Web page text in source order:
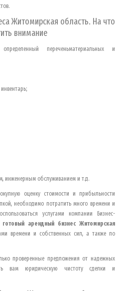
Житомирская область. На что
внимание
переченьматериальных и
инженерным обслуживанием и т.д.
оценку стоимости и прибыльности
необходимо потратить много времени и
услугами компании Бизнес-
готовый арендный бизнес Житомирская
времени и собственных сил, а также по
проверенные предложения от надежных
вам юридическую чистоту сделки и